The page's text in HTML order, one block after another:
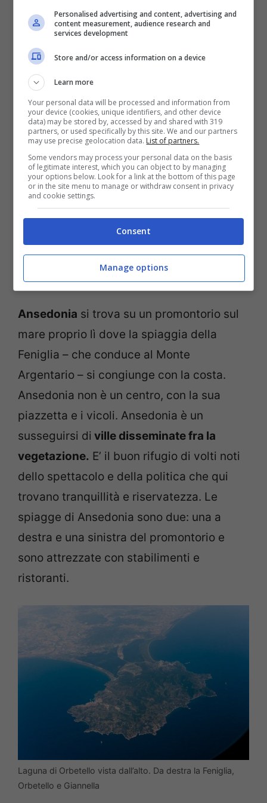
di ritrovo: Maria e Maurizio sono soliti
ospitare amici. Oltre ovviamente al loro
figlio adottivo Gabriele.
Cosa vedere all’Argentario tra
Ansedonia e Orbetello
Le vacanze di Maria De Filippi e Maurizio
Costanzo si svolgono dunque in buona
parte in questo angolo di Toscana,
all’Argentario. Siamo in piena maremma fra
gli ampi spazi verdi e le belle spiagge, a
due passi dallalaguna di Orbetellodi
Porto Santo Stefano e Porto Ercole.
Ansedonia si trova su un promontorio sul
mare proprio lì dove la spiaggia della
Feniglia – che conduce al Monte
Argentario – si congiunge con la costa.
Ansedonia non è un centro, con la sua
piazzetta e i vicoli. Ansedonia è un
susseguirsi di ville disseminate fra la
vegetazione. E’ il buon rifugio di volti noti
dello spettacolo e della politica che qui
trovano tranquillità e riservatezza. Le
spiagge di Ansedonia sono due: una a
destra e una sinistra del promontorio e
sono attrezzate con stabilimenti e
ristoranti.
Laguna di Orbetello vista dall’alto. Da destra la Feniglia,
Orbetello e Giannella
Personalised advertising and content, advertising and
content measurement, audience research and
services development
Store and/or access information on a device
Learn more
Your personal data will be processed and information from
your device (cookies, unique identifiers, and other device
data) may be stored by, accessed by and shared with 319
partners, or used specifically by this site. We and our partners
may use precise geolocation data. List of partners.
Some vendors may process your personal data on the basis
of legitimate interest, which you can object to by managing
your options below. Look for a link at the bottom of this page
or in the site menu to manage or withdraw consent in privacy
and cookie settings.
Consent
Manage options